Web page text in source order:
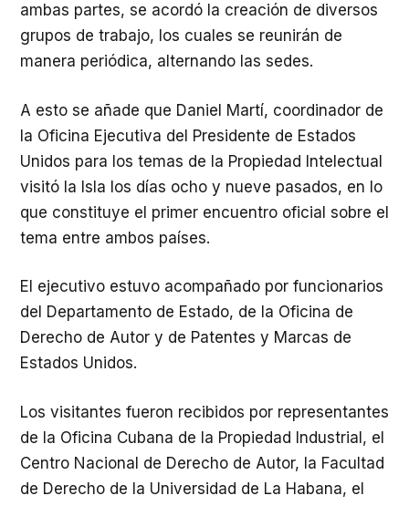
ambas partes, se acordó la creación de diversos
grupos de trabajo, los cuales se reunirán de
manera periódica, alternando las sedes.
A esto se añade que Daniel Martí, coordinador de
la Oficina Ejecutiva del Presidente de Estados
Unidos para los temas de la Propiedad Intelectual
visitó la Isla los días ocho y nueve pasados, en lo
que constituye el primer encuentro oficial sobre el
tema entre ambos países.
El ejecutivo estuvo acompañado por funcionarios
del Departamento de Estado, de la Oficina de
Derecho de Autor y de Patentes y Marcas de
Estados Unidos.
Los visitantes fueron recibidos por representantes
de la Oficina Cubana de la Propiedad Industrial, el
Centro Nacional de Derecho de Autor, la Facultad
de Derecho de la Universidad de La Habana, el